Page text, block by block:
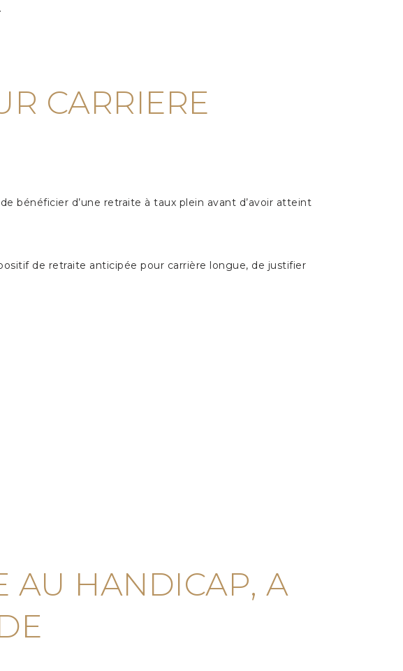
CARRIERE
bénéficier d’une retraite à taux plein avant d’avoir atteint
de retraite anticipée pour carrière longue, de justifier
AU HANDICAP, A